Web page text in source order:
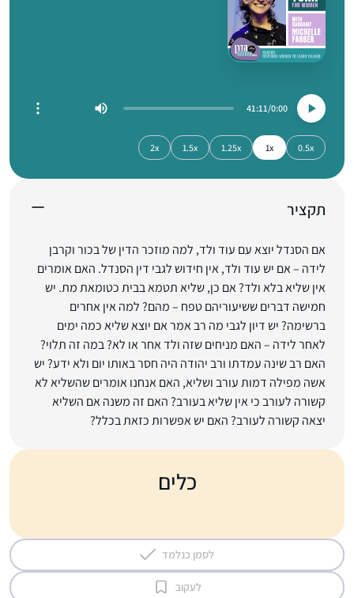
0:00
41:11
0.5x
1x
1.25x
1.5x
2x
תקציר
אם הסנדל יוצא עם עוד ולד, למה מוזכר הדין של בכור וקרבן
לידה – אם יש עוד ולד, אין חידוש לגבי דין הסנדל. האם אומרים
אין שליא בלא ולד? אם כן, שליא תטמא בבית כטומאת מת. יש
חמישה דברים ששיעוריהם טפח – מהם? למה אין אחרים
ברשימה? יש דיון לגבי מה רב אמר אם יוצא שליא כמה ימים
לאחר לידה – האם מניחים שזה ולד אחר או לא? במה זה תלוי?
האם רב שינה עמדתו ורב יהודה היה חסר באותו יום ולא ידע? יש
אשה מפילה דמות עורב ושליא, האם אנחנו אומרים שהשליא לא
קשורה לעורב כי אין שליא בעורב? האם זה משנה אם השליא
יצאה קשורה לעורב? האם יש אפשרות כזאת בכלל?
כלים
לסמן כנלמד
לעקוב